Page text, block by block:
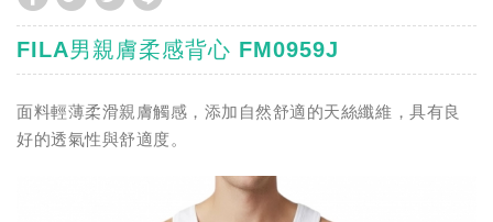
FILA男親膚柔感背心 FM0959J
面料輕薄柔滑親膚觸感，添加自然舒適的天絲纖維，具有良
好的透氣性與舒適度。